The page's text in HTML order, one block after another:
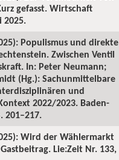
gefasst. Wirtschaft
2025.
Populismus und direkte
Zwischen Ventil
In: Peter Neumann;
(Hg.): Sachunmittelbare
und
2022/2023. Baden-
201–217.
Wird der Wählermarkt
Lie:Zeit Nr. 133,